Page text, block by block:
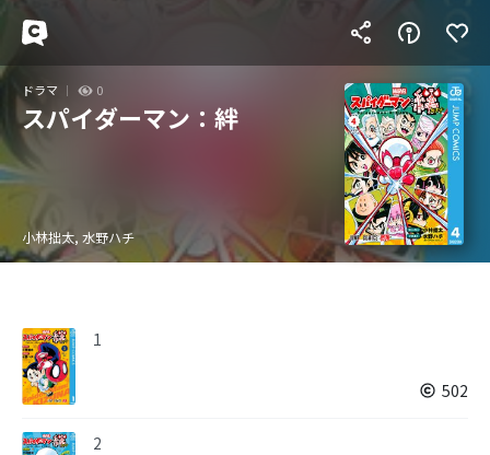
ドラマ 0
スパイダーマン：絆
小林拙太, 水野ハチ
1
502
2